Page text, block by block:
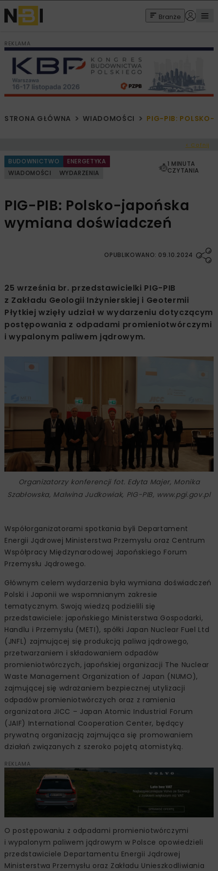
Branże
REKLAMA
STRONA GŁÓWNA WIADOMOŚCI PIG-PIB: POLSKO-
< Cofnij
BUDOWNICTWO
ENERGETYKA
WIADOMOŚCI
WYDARZENIA
1 MINUTA
CZYTANIA
PIG-PIB: Polsko-japońska
wymiana doświadczeń
OPUBLIKOWANO: 09.10.2024
25 września br. przedstawicielki PIG-PIB
z Zakładu Geologii Inżynierskiej i Geotermii
Płytkiej wzięły udział w wydarzeniu dotyczącym
postępowania z odpadami promieniotwórczymi
i wypalonym paliwem jądrowym.
Organizatorzy konferencji fot. Edyta Majer, Monika
Szabłowska, Malwina Judkowiak, PIG-PIB, www.pgi.gov.pl
Współorganizatorami spotkania byli Departament
Energii Jądrowej Ministerstwa Przemysłu oraz Centrum
Współpracy Międzynarodowej Japońskiego Forum
Przemysłu Jądrowego.
Głównym celem wydarzenia była wymiana doświadczeń
Polski i Japonii we wspomnianym zakresie
tematycznym. Swoją wiedzą podzielili się
przedstawiciele: japońskiego Ministerstwa Gospodarki,
Handlu i Przemysłu (METI), spółki Japan Nuclear Fuel Ltd
(JNFL) zajmującej się produkcją paliwa jądrowego,
przetwarzaniem i składowaniem odpadów
promieniotwórczych, japońskiej organizacji The Nuclear
Waste Management Organization of Japan (NUMO),
zajmującej się wdrażaniem bezpiecznej utylizacji
odpadów promieniotwórczych oraz z ramienia
organizatora JICC – Japan Atomic Industrial Forum
(JAIF) International Cooperation Center, będący
prywatną organizacją zajmująca się promowaniem
działań związanych z szeroko pojętą atomistyką.
REKLAMA
O postępowaniu z odpadami promieniotwórczymi
i wypalonym paliwem jądrowym w Polsce opowiedzieli
przedstawiciele Departamentu Energii Jądrowej
Ministerstwa Przemysłu oraz Zakładu Unieszkodliwiania